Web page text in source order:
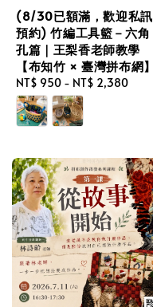
(8/30已額滿，歡迎私訊
預約) 竹編工具籃－六角
孔篇｜王梨香老師教學
【布知竹 × 臺灣拼布網】
Regular
price
NT$ 950 - NT$ 2,380